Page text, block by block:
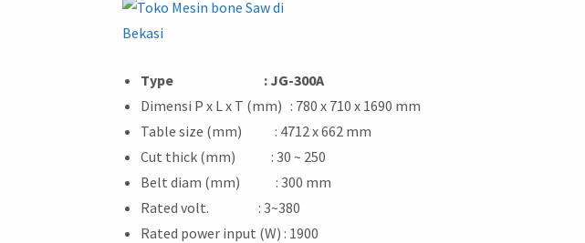
Type : JG-300A
Dimensi P x L x T (mm) : 780 x 710 x 1690 mm
Table size (mm) : 4712 x 662 mm
Cut thick (mm) : 30 ~ 250
Belt diam (mm) : 300 mm
Rated volt. : 3~380
Rated power input (W) : 1900